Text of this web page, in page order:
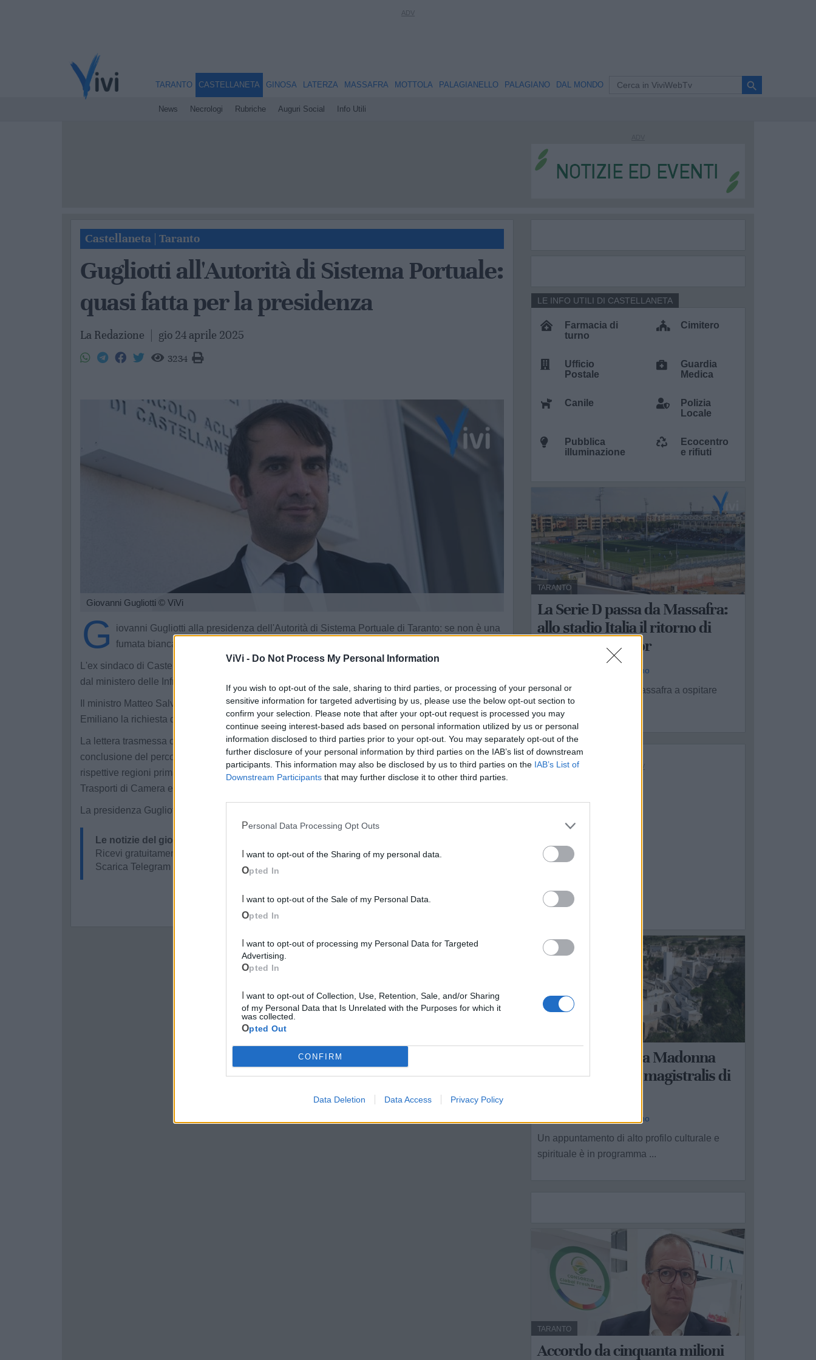
ViVi - Do Not Process My Personal Information
If you wish to opt-out of the sale, sharing to third parties, or processing of your personal or
sensitive information for targeted advertising by us, please use the below opt-out section to
confirm your selection. Please note that after your opt-out request is processed you may
continue seeing interest-based ads based on personal information utilized by us or personal
information disclosed to third parties prior to your opt-out. You may separately opt-out of the
further disclosure of your personal information by third parties on the IAB’s list of downstream
participants. This information may also be disclosed by us to third parties on the IAB’s List of
Downstream Participants that may further disclose it to other third parties.
Personal Data Processing Opt Outs
I want to opt-out of the Sharing of my personal data.
Opted In
I want to opt-out of the Sale of my Personal Data.
Opted In
Advertising.
Opted In
of my Personal Data that Is Unrelated with the Purposes for which it
was collected.
Opted Out
CONFIRM
Data Deletion Data Access Privacy Policy
TARANTO CASTELLANETA
News Necrologi Rubriche Auguri Social Info Utili
GINOSA LATERZA MASSAFRA MOTTOLA PALAGIANELLO PALAGIANO DAL MONDO search
Castellaneta | Taranto
Gugliotti all'Autorità di Sistema Portuale:
quasi fatta per la presidenza
La Redazione gio 24 aprile 2025
3234
Giovanni Gugliotti © ViVi
G
iovanni Gugliotti alla presidenza dell'Autorità di Sistema Portuale di Taranto: se non è una
fumata bianca davvero poco ci manca.
L'ex sindaco di Castellaneta ed ex presidente della Provincia di Taranto è il candidato individuato
dal ministero delle Infrastrutture per l'imminente nomina alla guida dell'autorità portuale Mare Ionio.
Il ministro Matteo Salvini, infatti, oggi ha inviato al governatore della Regione Puglia Michele
Emiliano la richiesta dell’intesa prevista dalla legge.
La lettera trasmessa oggi da Salvini, in sintesi, rappresenta un passaggio fondamentale verso la
conclusione del percorso di nomina, che prevede ora l’espressione del parere da parte delle
rispettive regioni prima della trasmissione agli organi parlamentari competenti: le commissioni
Trasporti di Camera e Senato e poi il decreto formale di nomina.
La presidenza Gugliotti all'Autorità di Sistema Portuale Mar Ionio avrà una durata di 4 anni.
Le notizie del giorno sul tuo smartphone
Ricevi gratuitamente ogni giorno le notizie della tua città direttamente sul tuo smartphone.
Scarica Telegram e
Farmacia di
turno
Cimitero
Ufficio
Postale
Guardia
Medica
Canile
Polizia
Locale
Pubblica
illuminazione
Ecocentro
e rifiuti
LE INFO UTILI DI CASTELLANETA
TARANTO
La Serie D passa da Massafra:
allo stadio Italia il ritorno di
Taranto-Gladiator
La Redazione - mar 2 giugno
Sarà lo stadio Italia di Massafra a ospitare
l'ultimo e decisivo ...
Al Santuario della Madonna
della Scala lectio magistralis di
La Redazione - mer 3 giugno
Un appuntamento di alto profilo culturale e
spirituale è in programma ...
TARANTO
Accordo da cinquanta milioni